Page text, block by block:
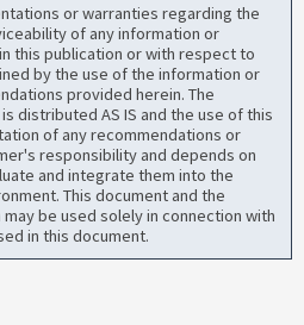
or warranties regarding the
of any information or
this publication or with respect to
by the use of the information or
provided herein. The
distributed AS IS and the use of this
of any recommendations or
responsibility and depends on
and integrate them into the
This document and the
be used solely in connection with
in this document.